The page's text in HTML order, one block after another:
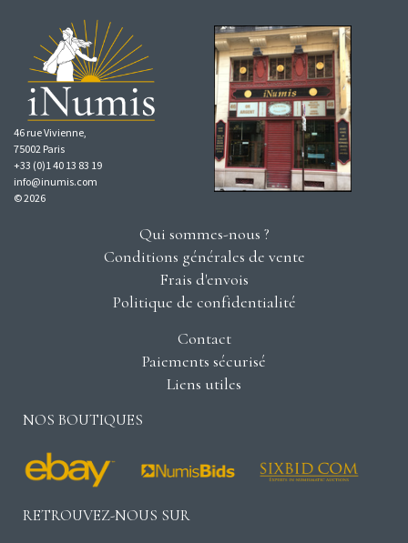
46 rue Vivienne,
75002 Paris
+33 (0)1 40 13 83 19
info@inumis.com
© 2026
Qui sommes-nous ?
Conditions générales de vente
Frais d'envois
Politique de confidentialité
Contact
Paiements sécurisé
Liens utiles
NOS BOUTIQUES
RETROUVEZ-NOUS SUR